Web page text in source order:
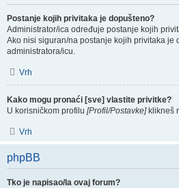
Postanje kojih privitaka je dopušteno?
Administrator/ica određuje postanje kojih
Ako nisi siguran/na postanje kojih privitaka je
administratora/icu.
Vrh
Kako mogu pronaći [sve] vlastite privitke?
U korisničkom profilu [Profil/Postavke]klikneš
Vrh
phpBB
Tko je napisao/la ovaj forum?